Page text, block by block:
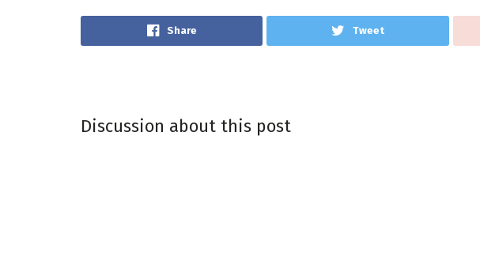
Share Tweet
Discussion about this post